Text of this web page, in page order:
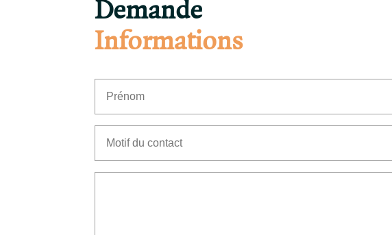
Demande
Informations
Prénom